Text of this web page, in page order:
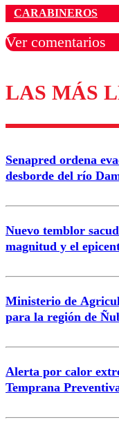
CARABINEROS
Ver comentarios
Los
Nombre
Correo
LAS MÁS
Senapred ordena
desborde del río
Nuevo temblor
magnitud y el
Ministerio de
para la región de
Alerta por calor
Temprana